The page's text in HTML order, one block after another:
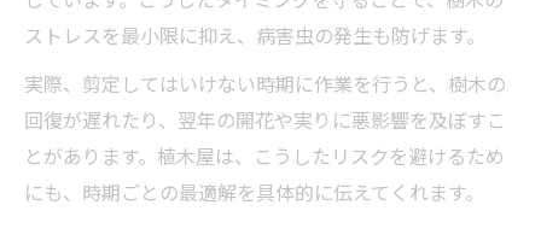
ストレスを最小限に抑え、病害虫の発生も防げます。
実際、剪定してはいけない時期に作業を行うと、樹木の
回復が遅れたり、翌年の開花や実りに悪影響を及ぼすこ
とがあります。植木屋は、こうしたリスクを避けるため
にも、時期ごとの最適解を具体的に伝えてくれます。